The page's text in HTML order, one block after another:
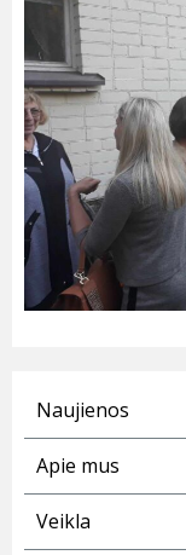
Naujienos
Apie mus
Veikla